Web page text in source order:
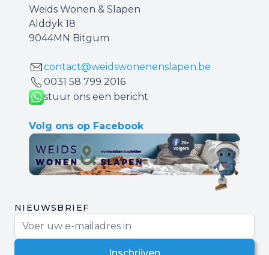
Weids Wonen & Slapen
Alddyk 18
9044MN Bitgum
contact@weidswonenenslapen.be
0031 ‪58 799 2016‬
stuur ons een bericht
Volg ons op Facebook
NIEUWSBRIEF